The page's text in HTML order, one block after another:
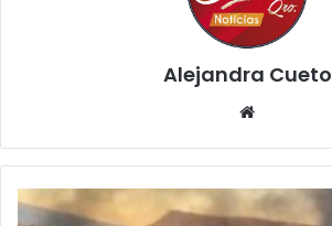
Alejandra Cueto
Operativo
cerca